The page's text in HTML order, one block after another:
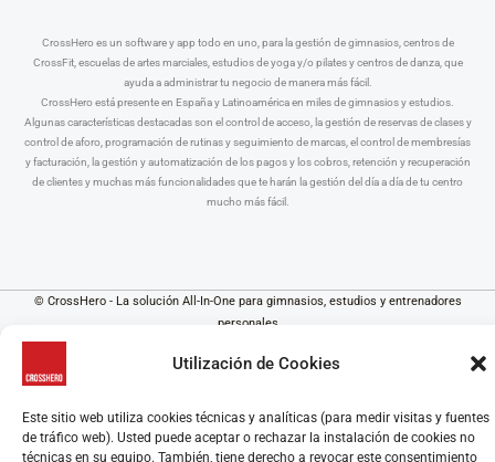
Utilización de Cookies
Este sitio web utiliza cookies técnicas y analíticas (para medir visitas y fuentes
de tráfico web). Usted puede aceptar o rechazar la instalación de cookies no
técnicas en su equipo. También, tiene derecho a revocar este consentimiento
CrossHero es un software y app todo en uno, para la gestión de gimnasios, centros de
CrossFit, escuelas de artes marciales, estudios de yoga y/o pilates y centros de danza, que
ayuda a administrar tu negocio de manera más fácil.
CrossHero está presente en España y Latinoamérica en miles de gimnasios y estudios.
Algunas características destacadas son el control de acceso, la gestión de reservas de clases y
control de aforo, programación de rutinas y seguimiento de marcas, el control de membresías
y facturación, la gestión y automatización de los pagos y los cobros, retención y recuperación
de clientes y muchas más funcionalidades que te harán la gestión del día a día de tu centro
mucho más fácil.
© CrossHero - La solución All-In-One para gimnasios, estudios y entrenadores
personales